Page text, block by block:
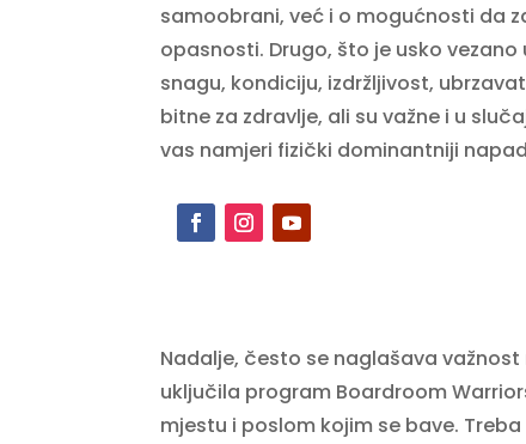
samoobrani, već i o mogućnosti da
opasnosti. Drugo, što je usko
snagu, kondiciju, izdržljivost,
bitne za zdravlje, ali su važne i u
vas namjeri fizički dominantniji
Nadalje, često se naglašava
uključila program Boardroom
mjestu i poslom kojim se bave.